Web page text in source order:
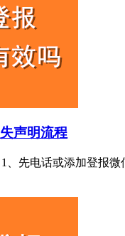
声明流程
、先电话或添加登报